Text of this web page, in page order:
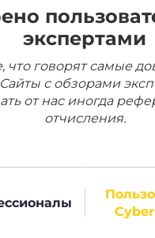
экспертами
что говорят самые
с обзорами
от нас иногда
отчисления.